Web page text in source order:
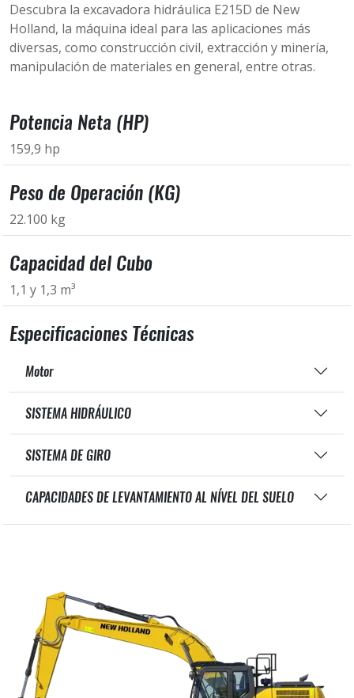
Descubra la excavadora hidráulica E215D de New
Holland, la máquina ideal para las aplicaciones más
diversas, como construcción civil, extracción y minería,
manipulación de materiales en general, entre otras.
Potencia Neta (HP)
159,9 hp
Peso de Operación (KG)
22.100 kg
Capacidad del Cubo
1,1 y 1,3 m³
Especificaciones Técnicas
Motor
SISTEMA HIDRÁULICO
SISTEMA DE GIRO
CAPACIDADES DE LEVANTAMIENTO AL NÍVEL DEL SUELO